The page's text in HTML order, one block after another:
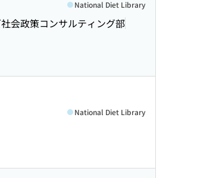
会政策コンサルティング部
National Diet Library
National Diet Library